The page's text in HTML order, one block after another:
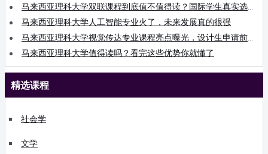
马来西亚理科大学人工智能专业火了，未来发展真的很强
马来西亚理科大学值得读吗？看完这些优势你就懂了
精选课程
社会学
文学